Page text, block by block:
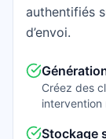
authentifiés
d’envoi.
Créez des
intervention
Stockage